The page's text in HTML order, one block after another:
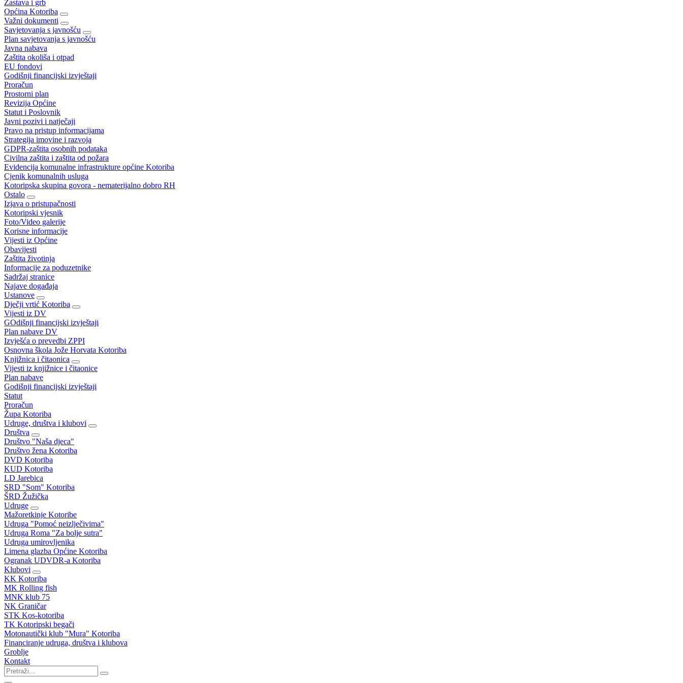
Zastava i grb
Općina Kotoriba
Važni dokumenti
Savjetovanja s javnošću
Plan savjetovanja s javnošću
Javna nabava
Zaštita okoliša i otpad
EU fondovi
Godišnji financijski izvještaji
Proračun
Prostorni plan
Revizija Općine
Statut i Poslovnik
Javni pozivi i natječaji
Pravo na pristup informacijama
Strategija imovine i razvoja
GDPR-zaštita osobnih podataka
Civilna zaštita i zaštita od požara
Evidencija komunalne infrastrukture općine Kotoriba
Cjenik komunalnih usluga
Kotoripska skupina govora - nematerijalno dobro RH
Ostalo
Izjava o pristupačnosti
Kotoripski vjesnik
Foto/Video galerije
Korisne informacije
Vijesti iz Općine
Obavijesti
Zaštita životinja
Informacije za poduzetnike
Sadržaj stranice
Najave događaja
Ustanove
Dječji vrtić Kotoriba
Vijesti iz DV
GOdišnji financijski izvještaji
Plan nabave DV
Izvješća o prevedbi ZPPI
Osnovna škola Jože Horvata Kotoriba
Knjižnica i čitaonica
Vijesti iz knjižnice i čitaonice
Plan nabave
Godišnji financijski izvještaji
Statut
Proračun
Župa Kotoriba
Udruge, društva i klubovi
Društva
Društvo "Naša djeca"
Društvo žena Kotoriba
DVD Kotoriba
KUD Kotoriba
LD Jarebica
SRD "Som" Kotoriba
ŠRD Žužička
Udruge
Mažoretkinje Kotoribe
Udruga "Pomoć neizlječivima"
Udruga Roma "Za bolje sutra"
Udruga umirovljenika
Limena glazba Općine Kotoriba
Ogranak UDVDR-a Kotoriba
Klubovi
KK Kotoriba
MK Rolling fish
MNK klub 75
NK Graničar
STK Kos-kotoriba
TK Kotoripski begači
Motonautički klub "Mura" Kotoriba
Financiranje udruga, društva i klubova
Groblje
Kontakt